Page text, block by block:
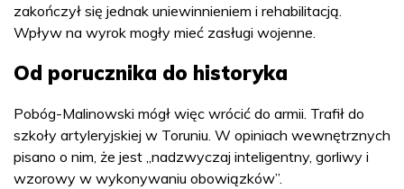
zakończył się jednak uniewinnieniem i rehabilitacją.
Wpływ na wyrok mogły mieć zasługi wojenne.
Od porucznika do historyka
Pobóg-Malinowski mógł więc wrócić do armii. Trafił do
szkoły artyleryjskiej w Toruniu. W opiniach wewnętrznych
pisano o nim, że jest „nadzwyczaj inteligentny, gorliwy i
wzorowy w wykonywaniu obowiązków”.